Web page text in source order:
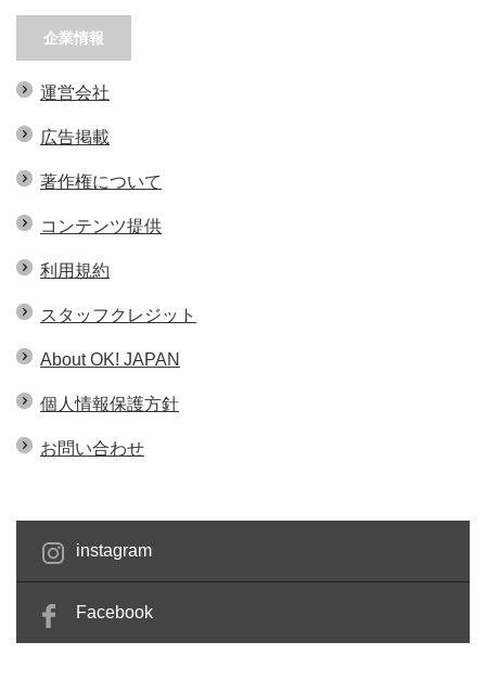
企業情報
運営会社
広告掲載
著作権について
コンテンツ提供
利用規約
スタッフクレジット
About OK! JAPAN
個人情報保護方針
お問い合わせ
instagram
Facebook